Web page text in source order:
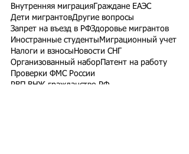
Внутренняя миграция Граждане ЕАЭС
Дети мигрантовДругие вопросы
Запрет на въезд в РФЗдоровье мигрантов
Иностранные студенты Миграционный учет
Налоги и взносы Новости СНГ
Организованный набор Патент на работу
Проверки ФМС России
РВП ВНЖ гражданство РФ